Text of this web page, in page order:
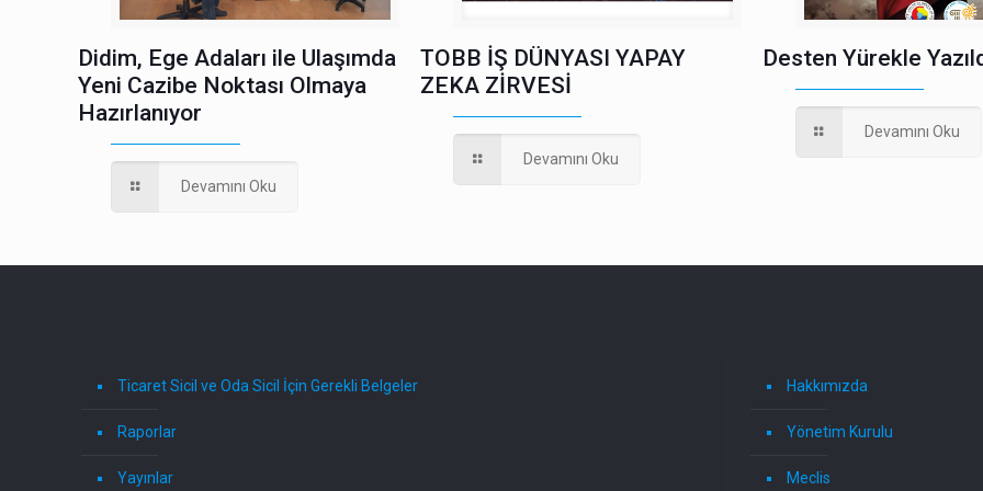
Didim, Ege Adaları ile Ulaşımda
Yeni Cazibe Noktası Olmaya
Hazırlanıyor
Devamını Oku
TOBB İŞ DÜNYASI YAPAY
ZEKA ZİRVESİ
Devamını Oku
Desten Yürekle
Devamını Oku
Ticaret Sicil ve Oda Sicil İçin Gerekli Belgeler
Raporlar
Yayınlar
Hakkımızda
Yönetim Kurulu
Meclis